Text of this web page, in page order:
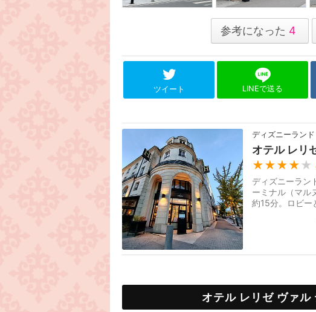
参考になった 4
ツイート LINEで送る
ディズニーラン
オテル レリ
★★★★ ★
ディズニーラン
ーミナル（マル
約15分。ロビー
ンターのそば
オテル レリゼ ヴァル